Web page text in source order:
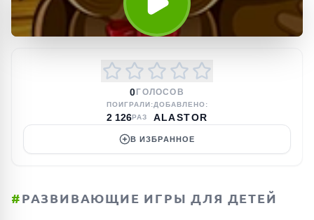
0 ГОЛОСОВ
ПОИГРАЛИ:
2 126РАЗ
ДОБАВЛЕНО:
ALASTOR
В ИЗБРАННОЕ
#РАЗВИВАЮЩИЕ ИГРЫ ДЛЯ ДЕТЕЙ